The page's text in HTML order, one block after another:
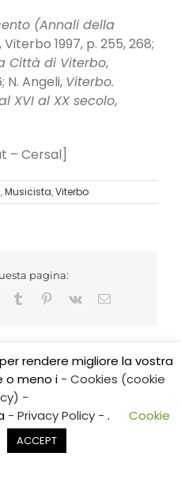
(Annali della
, Viterbo 1997, p. 255, 268;
Città di Viterbo,
N. Angeli, Viterbo.
XVI al XX secolo,
– Cersal]
,Musicista,Viterbo
pagina:
Tumblr Pinterest
Vk Email
| All Rights Reserved | Tel.
| E-mail:
Facebook
rendere migliore la vostra
o meno i - Cookies (cookie
-
- Privacy Policy - .
Cookie
ACCEPT